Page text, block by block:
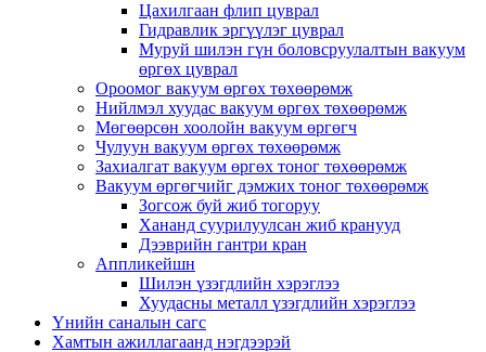
Цахилгаан флип цуврал
Гидравлик эргүүлэг цуврал
Муруй шилэн гүн боловсруулалтын вакуум
өргөх цуврал
Ороомог вакуум өргөх төхөөрөмж
Нийлмэл хуудас вакуум өргөх төхөөрөмж
Мөгөөрсөн хоолойн вакуум өргөгч
Чулуун вакуум өргөх төхөөрөмж
Захиалгат вакуум өргөх тоног төхөөрөмж
Вакуум өргөгчийг дэмжих тоног төхөөрөмж
Зогсож буй жиб тогоруу
Хананд суурилуулсан жиб кранууд
Дээврийн гантри кран
Аппликейшн
Шилэн үзэгдлийн хэрэглээ
Хуудасны металл үзэгдлийн хэрэглээ
Үнийн саналын сагс
Хамтын ажиллагаанд нэгдээрэй